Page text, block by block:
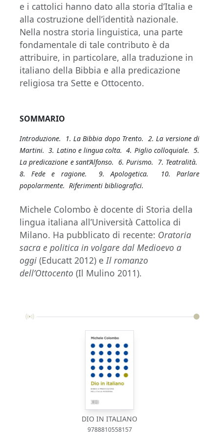
e i cattolici hanno dato alla storia d’Italia e
alla costruzione dell’identità nazionale.
Nella nostra storia linguistica, una parte
fondamentale di tale contributo è da
attribuire, in particolare, alla traduzione in
italiano della Bibbia e alla predicazione
religiosa tra Sette e Ottocento.
SOMMARIO
Introduzione. 1. La Bibbia dopo Trento. 2. La versione di
Martini. 3. Latino e lingua colta. 4. Piglio colloquiale. 5.
La predicazione e sant’Alfonso. 6. Purismo. 7. Teatralità.
8. Fede e ragione. 9. Apologetica. 10. Parlare
popolarmente. Riferimenti bibliografici.
Michele Colombo è docente di Storia della
lingua italiana all’Università Cattolica di
Milano. Ha pubblicato di recente: Oratoria
sacra e politica in volgare dal Medioevo a
oggi (Educatt 2012) eIl romanzo
dell’Ottocento (Il Mulino 2011).
DIO IN ITALIANO
9788810558157